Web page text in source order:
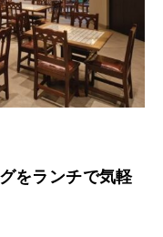
をランチで気軽